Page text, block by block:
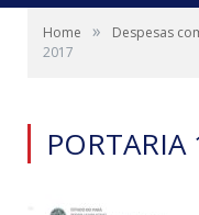
Home » Despesas
2017